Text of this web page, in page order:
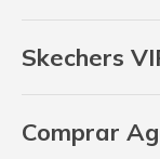
Skechers
Comprar